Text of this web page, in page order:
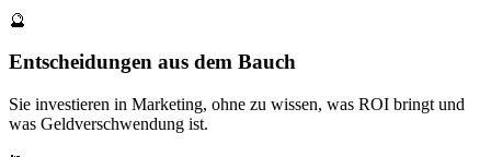
🔮
Entscheidungen aus dem Bauch
Sie investieren in Marketing, ohne zu wissen, was ROI bringt und
was Geldverschwendung ist.